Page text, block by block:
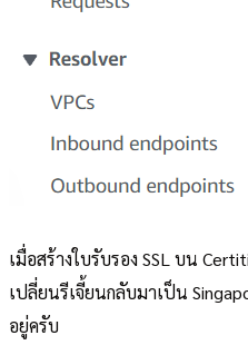
เมื่อสร้างใบรับรอง SSL บน
เปลี่ยนรีเจี้ยนกลับมาเป็น
อยู่ครับ